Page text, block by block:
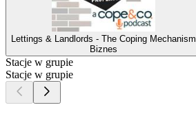
Lettings & Landlords - The Coping Mechanism
Biznes
Stacje w grupie
Stacje w grupie